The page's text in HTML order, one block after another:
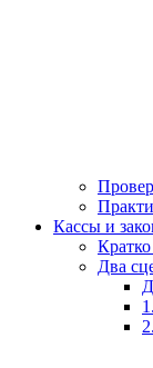
Кассы и
Два